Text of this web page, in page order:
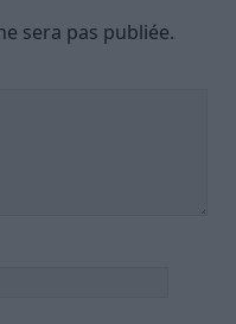
sera pas publiée.